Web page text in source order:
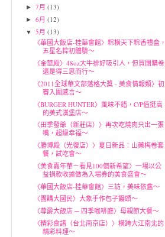
►7月(13)
►6月(12)
▼5月(13)
〈華國大飯店-桂華會館〉粽橫天下粽香禮盒，
五星名粽初體驗～
〈金華殿〉48oz大牛排好吸引人，但買團購卷
還是得三思而行～
〈2011全球華文部落格大獎 - 美食情報類〉初
審入圍感言～
〈BURGER HUNTER〉風味不錯，C/P值挺高
的美式漢堡店～
〈田季發爺（新莊店）〉再次吃燒肉只出一張
嘴，超級幸福～
〈勝博殿（光復店）〉夏日新品：山藥梅卷套
餐，試吃會～
〈美食嘉年華－看見100個新希望〉一場以公
益捐款收據做為入場券的美食盛會～
〈華國大飯店-桂華會館〉三訪，美味依舊～
〈團購大國民〉大象手作包子饅頭～
〈尊爵大飯店 ─ 四季咖啡廳〉母親節大餐～
〈精彩食譜（台北南京店）〉橫跨大江南北的
精彩料理～